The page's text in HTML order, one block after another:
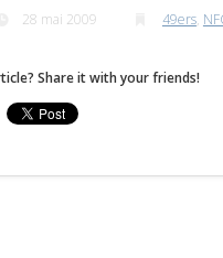
28 mai 2009 49ers,
Share it with your friends!